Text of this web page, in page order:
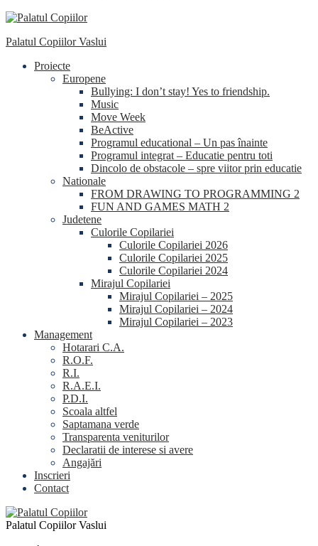
Palatul Copiilor Vaslui
Proiecte
Europene
Bullying: I don’t stay! Yes to friendship.
Music
Move Week
BeActive
Programul educational – Un pas înainte
Programul integrat – Educatie pentru toti
Dincolo de obstacole – spre viitor prin educatie
Nationale
FROM DRAWING TO PROGRAMMING 2
FUN AND GAMES MATH 2
Judetene
Culorile Copilariei
Culorile Copilariei 2026
Culorile Copilariei 2025
Culorile Copilariei 2024
Mirajul Copilariei
Mirajul Copilariei – 2025
Mirajul Copilariei – 2024
Mirajul Copilariei – 2023
Management
Hotarari C.A.
R.O.F.
R.I.
R.A.E.I.
P.D.I.
Scoala altfel
Saptamana verde
Transparenta veniturilor
Declaratii de interese si avere
Angajări
Inscrieri
Contact
Palatul Copiilor Vaslui